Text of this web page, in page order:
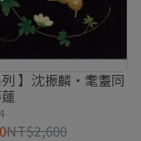
列 】沈振麟・耄耋同
NT$2,600